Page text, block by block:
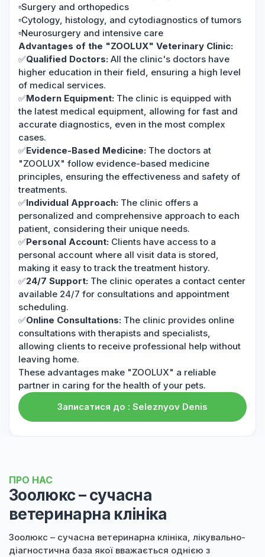
▫️Surgery and orthopedics
▫️Cytology, histology, and cytodiagnostics of tumors
▫️Neurosurgery and intensive care
Advantages of the "ZOOLUX" Veterinary Clinic:
✅Qualified Doctors: All the clinic's doctors have
higher education in their field, ensuring a high level
of medical services.
✅Modern Equipment: The clinic is equipped with
the latest medical equipment, allowing for fast and
accurate diagnostics, even in the most complex
cases.
✅Evidence-Based Medicine: The doctors at
"ZOOLUX" follow evidence-based medicine
principles, ensuring the effectiveness and safety of
treatments.
✅Individual Approach: The clinic offers a
personalized and comprehensive approach to each
patient, considering their unique needs.
✅Personal Account: Clients have access to a
personal account where all visit data is stored,
making it easy to track the treatment history.
✅24/7 Support: The clinic operates a contact center
available 24/7 for consultations and appointment
scheduling.
✅Online Consultations: The clinic provides online
consultations with therapists and specialists,
allowing clients to receive professional help without
leaving home.
These advantages make "ZOOLUX" a reliable
partner in caring for the health of your pets.
Записатися до : Seleznyov Denis
ПРО НАС
Зоолюкс – сучасна
ветеринарна клініка
Зоолюкс – сучасна ветеринарна клініка, лікувально-
діагностична база якої вважається однією з